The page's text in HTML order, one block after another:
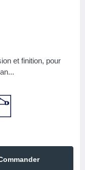
et finition, pour